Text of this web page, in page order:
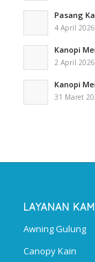
Pasang
4 April
Kanopi
2 April
Kanopi
31 Maret
LAYANAN
Awning Gulung
Canopy Kain